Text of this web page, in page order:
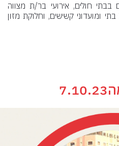
בבתי חולים, אירועי בר/ת מצווה
ומועדוני קשישים, וחלוקת מזון